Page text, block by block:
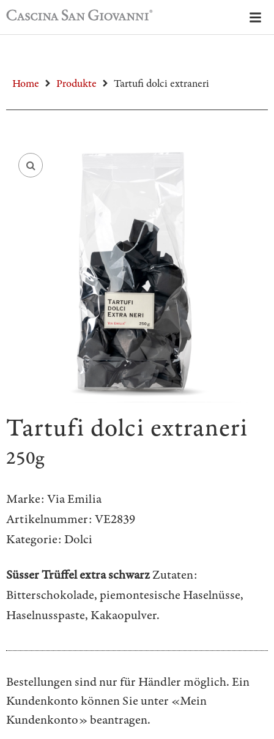
Home Produkte Tartufi dolci extraneri
Tartufi dolci extraneri
250g
Marke: Via Emilia
Artikelnummer: VE2839
Kategorie: Dolci
Süsser Trüffel extra schwarzZutaten:
Bitterschokolade, piemontesische Haselnüsse,
Haselnusspaste, Kakaopulver.
Bestellungen sind nur für Händler möglich. Ein
Kundenkonto können Sie unter «Mein
Kundenkonto»beantragen.